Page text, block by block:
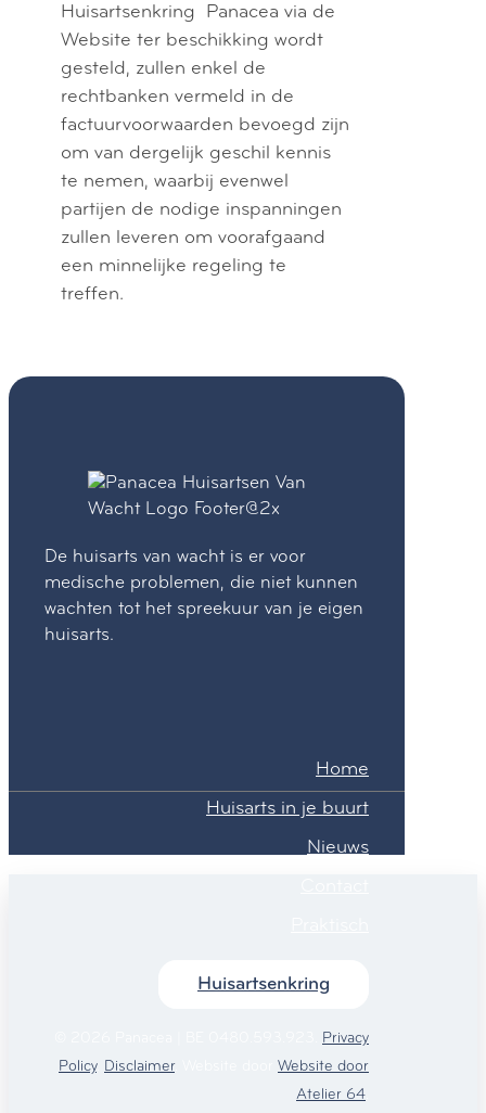
Huisartsenkring Panacea via de
Website ter beschikking wordt
gesteld, zullen enkel de
rechtbanken vermeld in de
factuurvoorwaarden bevoegd zijn
om van dergelijk geschil kennis
te nemen, waarbij evenwel
partijen de nodige inspanningen
zullen leveren om voorafgaand
een minnelijke regeling te
treffen.
De huisarts van wacht is er voor
medische problemen, die niet kunnen
wachten tot het spreekuur van je eigen
huisarts.
Home
Huisarts in je buurt
Nieuws
Huisartsenkring
Privacy
Policy. Disclaimer. Website door Website door
Atelier 64